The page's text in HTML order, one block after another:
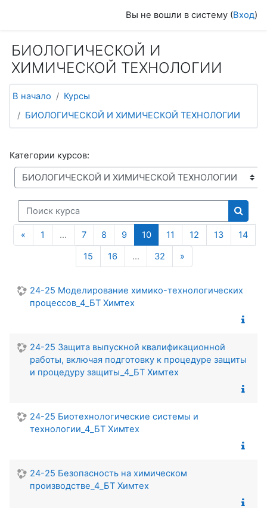
Вы не вошли в систему (Вход)
БИОЛОГИЧЕСКОЙ И
ХИМИЧЕСКОЙ ТЕХНОЛОГИИ
В начало
Курсы
БИОЛОГИЧЕСКОЙ И ХИМИЧЕСКОЙ ТЕХНОЛОГИИ
Категории курсов:
Поиск курса
Поиск
« Предыдущая страница
1 … 7 8 9 10(текущая)
11 12 13
14
15
16 … 32 »
24-25 Моделирование химико-технологических
процессов_4_БТ Химтех
24-25 Защита выпускной квалификационной
работы, включая подготовку к процедуре защиты
и процедуру защиты_4_БТ Химтех
24-25 Биотехнологические системы и
технологии_4_БТ Химтех
24-25 Безопасность на химическом
производстве_4_БТ Химтех